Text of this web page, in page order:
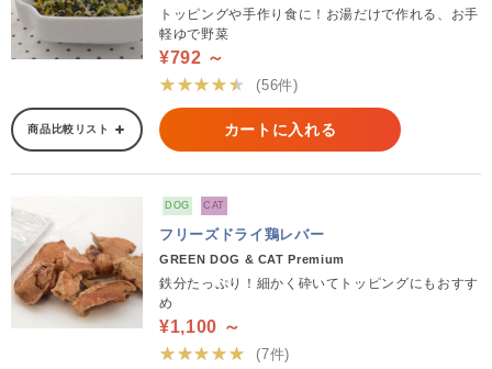
トッピングや手作り食に！お湯だけで作れる、お手
軽ゆで野菜
¥792 ～
★★★★★
(56件)
商品比較リスト カートに入れる
DOG CAT
フリーズドライ鶏レバー
GREEN DOG & CAT Premium
鉄分たっぷり！細かく砕いてトッピングにもおすす
め
¥1,100 ～
★★★★★
(7件)